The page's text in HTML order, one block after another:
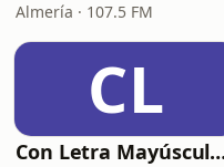
Almería · 107.5 FM
CL
Con Letra